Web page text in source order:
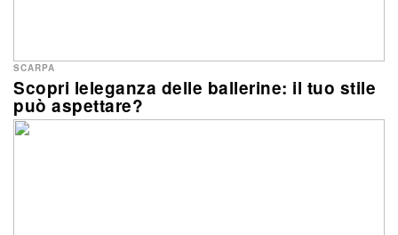
Scopri leleganza delle ballerine: il tuo stile
può aspettare?
SCARPA